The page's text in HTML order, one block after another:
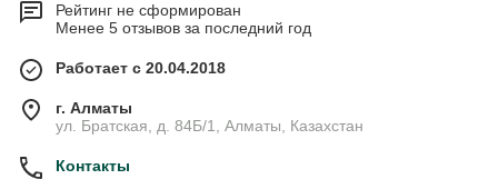
Рейтинг не сформирован
Менее 5 отзывов за последний год
Работает с 20.04.2018
г. Алматы
ул. Братская, д. 84Б/1, Алматы, Казахстан
Контакты